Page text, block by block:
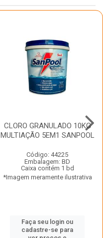
CLORO GRANULADO 10KG
MULTIAÇÃO 5EM1 SANPOOL
Código: 44225
Embalagem: BD
Caixa contém 1 bd
*Imagem meramente ilustrativa
Faça seu login ou
cadastre-se para